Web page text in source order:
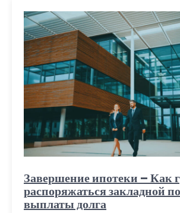
Завершение ипотеки – Как
распоряжаться закладной
выплаты долга